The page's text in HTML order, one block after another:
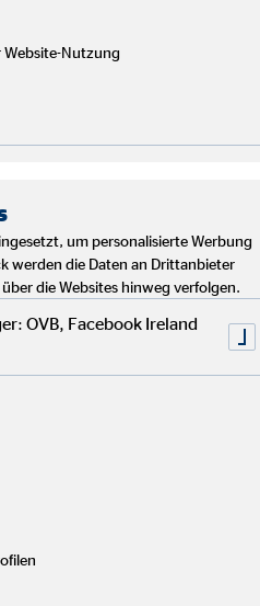
Website-Nutzung
um personalisierte Werbung
werden die Daten an Drittanbieter
die Websites hinweg verfolgen.
OVB, Facebook Ireland